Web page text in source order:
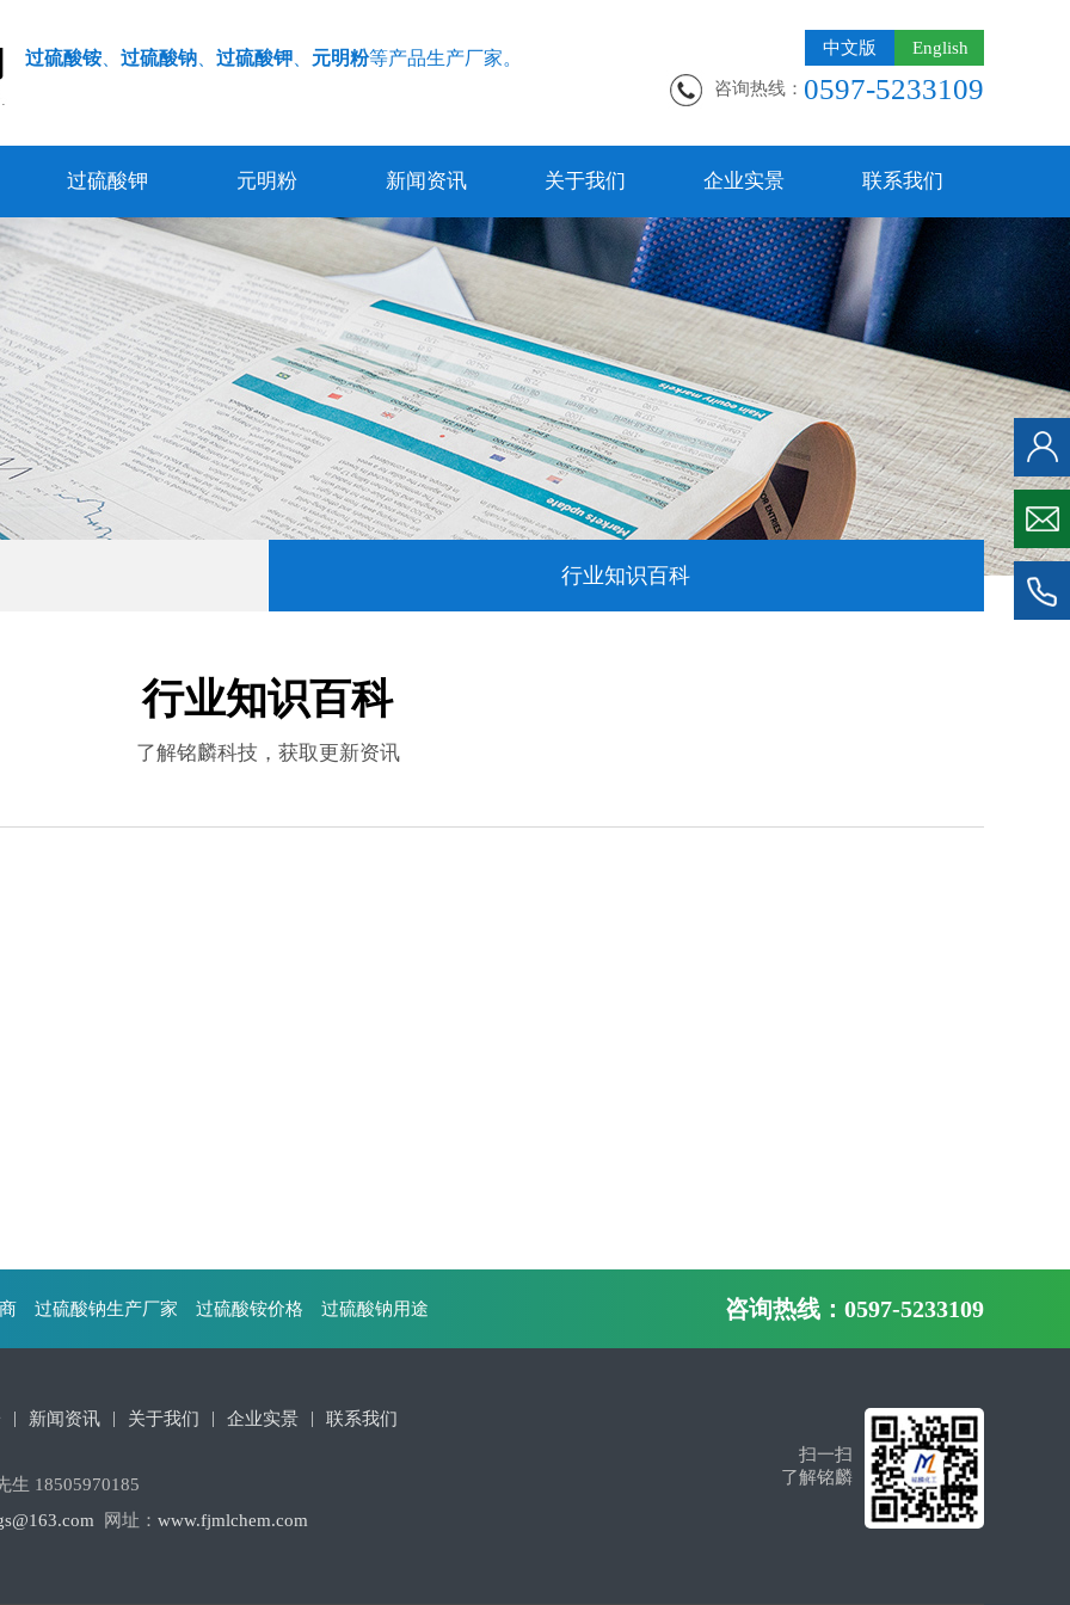
过硫酸铵 过硫酸钠 过硫酸钾 元明粉等产品生产厂家。 中文版 English
咨询热线： 0597-5233109
过硫酸钾 元明粉 新闻资讯 关于我们 企业实景 联系我们
行业知识百科
行业知识百科
了解铭麟科技，获取更新资讯
过硫酸钠生产厂家 过硫酸铵价格 过硫酸钠用途 咨询热线：0597-5233109
| 新闻资讯 | 关于我们 | 企业实景 | 联系我们
生 18505970185
网址： www.fjmlchem.com
扫一扫
了解铭麟